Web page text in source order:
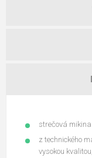
strečová
z technického
vysokou